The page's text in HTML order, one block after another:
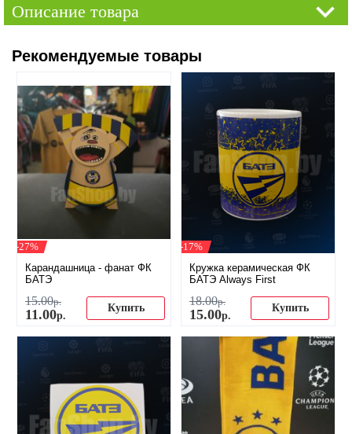
Описание товара
Рекомендуемые товары
-27%
Карандашница - фанат ФК
БАТЭ
15.00р.
11.00р.
Купить
-17%
Кружка керамическая ФК
БАТЭ Always First
18.00р.
15.00р.
Купить